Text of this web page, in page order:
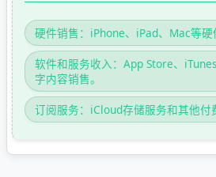
硬件销售：iPhone、iPad、Mac等硬
软件和服务收入：App Store、
字内容销售。
订阅服务：iCloud存储服务和其他付